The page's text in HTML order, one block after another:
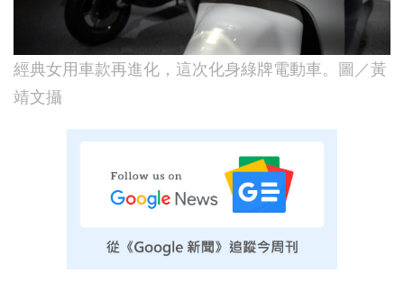
經典女用車款再進化，這次化身綠牌電動車。圖／黃
靖文攝